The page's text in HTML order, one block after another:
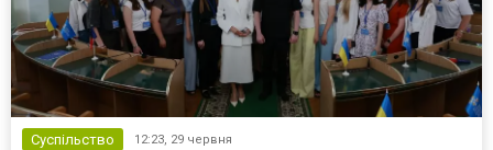
Суспільство 12:23, 29 червня